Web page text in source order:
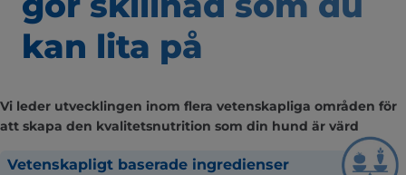
kan lita på
Vi leder utvecklingen inom flera vetenskapliga områden för
att skapa den kvalitetsnutrition som din hund är värd
Vetenskapligt baserade ingredienser